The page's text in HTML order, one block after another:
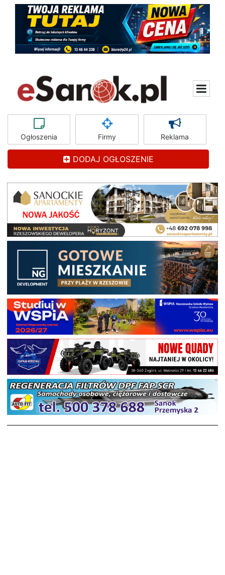
Ogłoszenia Firmy Reklama
DODAJ OGŁOSZENIE